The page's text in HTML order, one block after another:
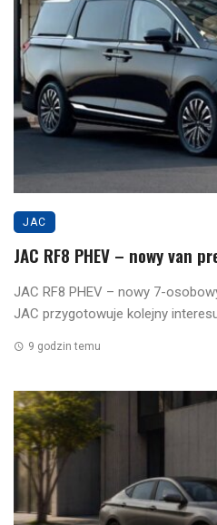
JAC
JAC RF8 PHEV – nowy van
JAC RF8 PHEV – nowy 7-
JAC przygotowuje kolejny
9 godzin temu